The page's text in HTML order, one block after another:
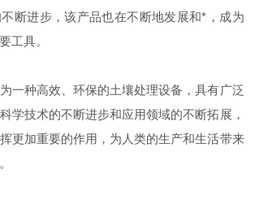
断进步，该产品也在不断地发展和*，成为
工具。
种高效、环保的土壤处理设备，具有广泛
学技术的不断进步和应用领域的不断拓展，
更加重要的作用，为人类的生产和生活带来